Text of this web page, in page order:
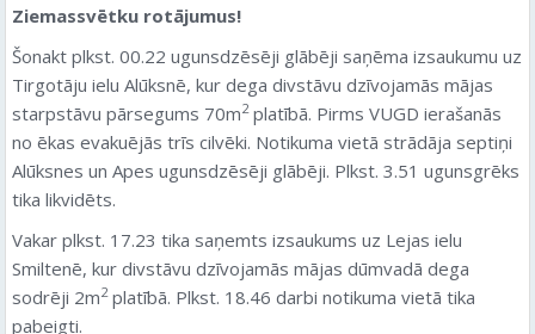
Ziemassvētku rotājumus!
Šonakt plkst. 00.22 ugunsdzēsēji glābēji saņēma izsaukumu uz
Tirgotāju ielu Alūksnē, kur dega divstāvu dzīvojamās mājas
starpstāvu pārsegums 70m2platībā. Pirms VUGD ierašanās
no ēkas evakuējās trīs cilvēki. Notikuma vietā strādāja septiņi
Alūksnes un Apes ugunsdzēsēji glābēji. Plkst. 3.51 ugunsgrēks
tika likvidēts.
Vakar plkst. 17.23 tika saņemts izsaukums uz Lejas ielu
Smiltenē, kur divstāvu dzīvojamās mājas dūmvadā dega
sodrēji 2m2platībā. Plkst. 18.46 darbi notikuma vietā tika
pabeigti.